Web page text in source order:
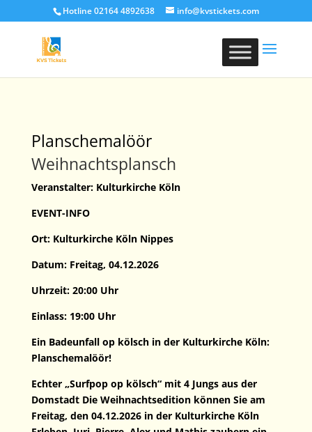
Hotline 02164 4892638 info@kvstickets.com
Planschemalöör
Weihnachtsplansch
Veranstalter: Kulturkirche Köln
EVENT-INFO
Ort: Kulturkirche Köln Nippes
Datum: Freitag, 04.12.2026
Uhrzeit: 20:00 Uhr
Einlass: 19:00 Uhr
Ein Badeunfall op kölsch in der Kulturkirche Köln:
Planschemalöör!
Echter „Surfpop op kölsch“ mit 4 Jungs aus der
Domstadt Die Weihnachtsedition können Sie am
Freitag, den 04.12.2026 in der Kulturkirche Köln